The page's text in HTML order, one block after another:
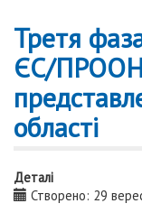
Третя
ЄС/
області
Деталі
Створено: 29